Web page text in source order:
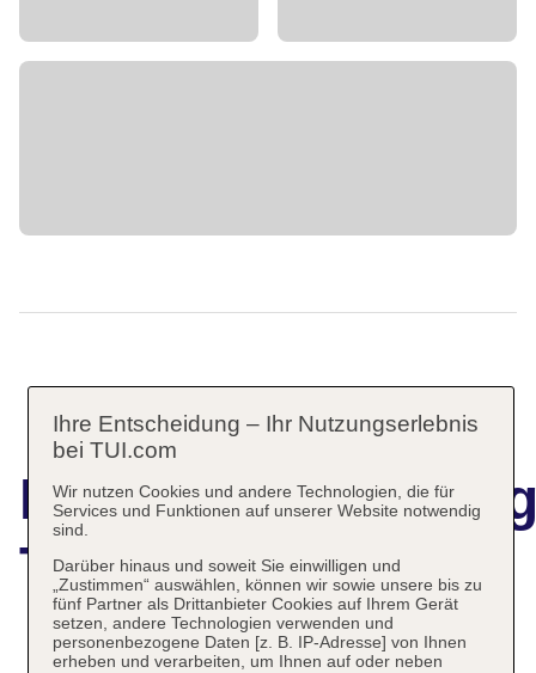
TUI BLUE Pardu
Ihre Entscheidung – Ihr Nutzungserlebnis
bei TUI.com
Wir nutzen Cookies und andere Technologien, die für
Services und Funktionen auf unserer Website notwendig
sind.
Darüber hinaus und soweit Sie einwilligen und
„Zustimmen“ auswählen, können wir sowie unsere bis zu
fünf Partner als Drittanbieter Cookies auf Ihrem Gerät
setzen, andere Technologien verwenden und
personenbezogene Daten [z. B. IP-Adresse] von Ihnen
erheben und verarbeiten, um Ihnen auf oder neben